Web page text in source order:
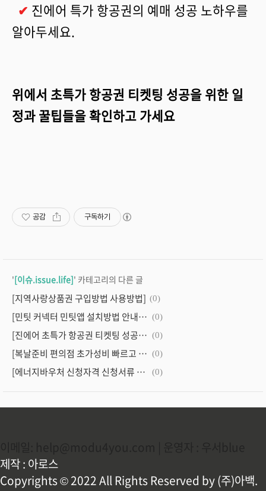
✔ 진에어 특가 항공권의 예매 성공 노하우를
알아두세요.
위에서 초특가 항공권 티켓팅 성공을 위한 일
정과 꿀팁들을 확인하고 가세요
공감 구독하기
'[이슈.issue.life]' 카테고리의 다른 글
[지역사랑상품권 구입방법 사용방법] (0)
[민팃 커넥터 민팃앱 설치방법 안내최종] (0)
[진에어 초특가 항공권 티켓팅 성공 노하우 꿀팁안내] (0)
[복날준비 편의점 초가성비 빠르고 간편한 새벽배송 준비] (0)
[에너지바우처 신청자격 신청서류 신청기간 안내] (0)
제작 : 아로스
Copyrights © 2022 All Rights Reserved by (주)아백.